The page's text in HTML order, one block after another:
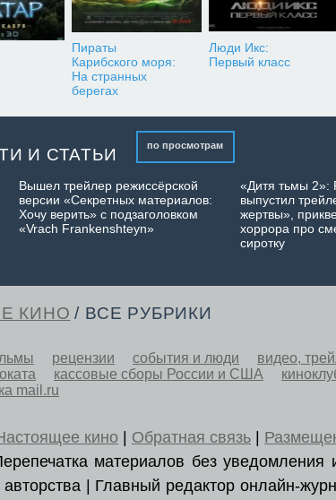
Пираты
Карибского моря:
На странных
берегах
Люди Икс:
Первый класс
И СТАТЬИ по просмотрам
Вышел трейлер режиссёрской
версии «Секретных материалов:
Хочу верить» с подзаголовком
«Vrach Frankenshteyn»
«Дитя тьмы 2»:
выпустил
жертвы»,
хоррора про
сиротку
КИНО / ВСЕ РУБРИКИ
рецензии события и люди видео,
кассовые сборы России и США
mail.ru
кино Обратная связь
материалов без
авторства | Главный редактор онлайн-